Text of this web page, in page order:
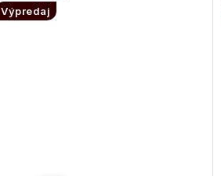
Výpredaj